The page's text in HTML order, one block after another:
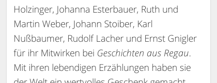
Holzinger, Johanna Esterbauer, Ruth und
Martin Weber, Johann Stoiber, Karl
Nußbaumer, Rudolf Lacher und Ernst Gnigler
für ihr Mitwirken bei Geschichten aus Regau.
Mit ihren lebendigen Erzählungen haben sie